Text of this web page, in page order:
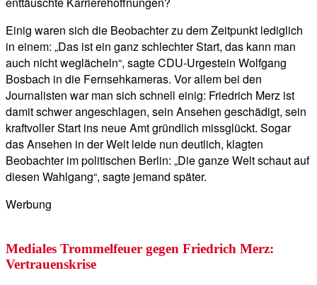
Einig waren sich die Beobachter zu dem Zeitpunkt lediglich
in einem: „Das ist ein ganz schlechter Start, das kann man
auch nicht weglächeln“, sagte CDU-Urgestein Wolfgang
Bosbach in die Fernsehkameras. Vor allem bei den
Journalisten war man sich schnell einig: Friedrich Merz ist
damit schwer angeschlagen, sein Ansehen geschädigt, sein
kraftvoller Start ins neue Amt gründlich missglückt. Sogar
das Ansehen in der Welt leide nun deutlich, klagten
Beobachter im politischen Berlin: „Die ganze Welt schaut auf
diesen Wahlgang“, sagte jemand später.
Werbung
Mediales Trommelfeuer gegen Friedrich Merz:
Vertrauenskrise